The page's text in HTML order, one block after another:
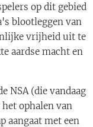
op dit gebied
blootleggen van
vrijheid uit te
aardse macht en
NSA (die vandaag
ophalen van
aangaat met een